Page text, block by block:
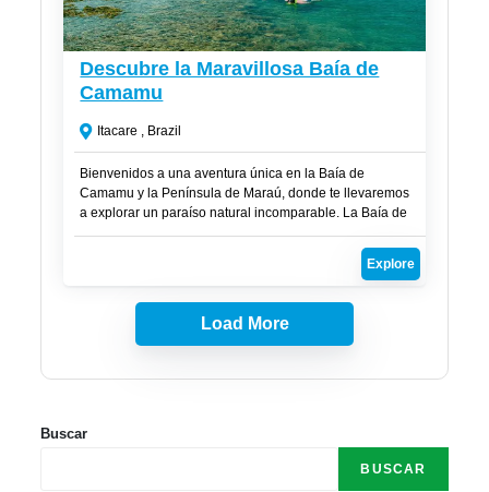
R$250
Descubre la Maravillosa Baía de
Camamu
Itacare , Brazil
Bienvenidos a una aventura única en la Baía de
Camamu y la Península de Maraú, donde te llevaremos
a explorar un paraíso natural incomparable. La Baía de
Camamu es la tercera mayor bahía en volumen de agua
de Brasil y alberga una asombrosa variedad de islas de
Explore
Load More
Buscar
BUSCAR